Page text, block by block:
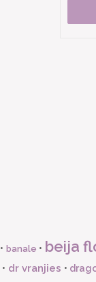
• banale • beija
• dr vranjies •